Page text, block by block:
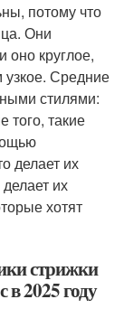
потому что
Они
оно круглое,
Средние
стилями:
того, такие
делает их
их
хотят
стрижки
в 2025 году